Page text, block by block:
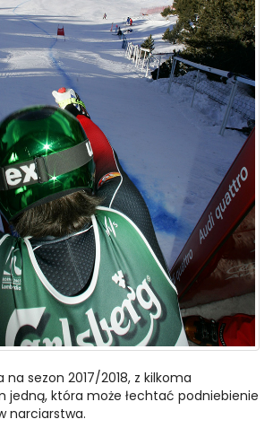
sezon 2017/2018, z kilkoma
jedną, która może łechtać podniebienie
narciarstwa.